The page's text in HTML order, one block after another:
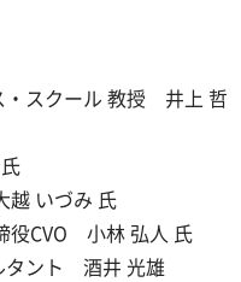
・スクール 教授 井上 哲
いづみ 氏
役CVO 小林 弘人 氏
タント 酒井 光雄